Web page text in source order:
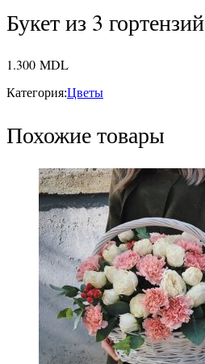
Букет из 3 гортензий
1.300 MDL
Категория:Цветы
Похожие товары